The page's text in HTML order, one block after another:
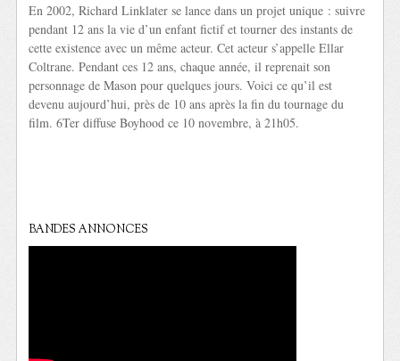
En 2002, Richard Linklater se lance dans un projet unique : suivre
pendant 12 ans la vie d’un enfant fictif et tourner des instants de
cette existence avec un même acteur. Cet acteur s’appelle Ellar
Coltrane. Pendant ces 12 ans, chaque année, il reprenait son
personnage de Mason pour quelques jours. Voici ce qu’il est
devenu aujourd’hui, près de 10 ans après la fin du tournage du
film. 6Ter diffuse Boyhood ce 10 novembre, à 21h05.
BANDES ANNONCES